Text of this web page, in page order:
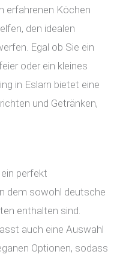
erfahrenen Köchen
den idealen
Egal ob Sie ein
oder ein kleines
in Eslarn bietet eine
und Getränken,
perfekt
dem sowohl deutsche
enthalten sind.
auch eine Auswahl
Optionen, sodass